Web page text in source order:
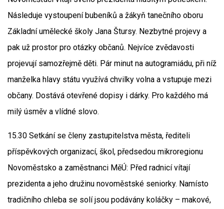
Následuje vystoupení bubeníků a žákyň tanečního oboru
Základní umělecké školy Jana Štursy. Nezbytné projevy a
pak už prostor pro otázky občanů. Nejvíce zvědavosti
projevují samozřejmě děti. Pár minut na autogramiádu, při níž
manželka hlavy státu využívá chvilky volna a vstupuje mezi
občany. Dostává otevřené dopisy i dárky. Pro každého má
milý úsměv a vlídné slovo.
15.30 Setkání se členy zastupitelstva města, řediteli
příspěvkových organizací, škol, předsedou mikroregionu
Novoměstsko a zaměstnanci MěÚ: Před radnicí vítají
prezidenta a jeho družinu novoměstské seniorky. Namísto
tradičního chleba se solí jsou podávány koláčky – makové,